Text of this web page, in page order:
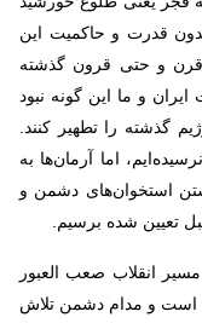
قدرت و حاکمیت این
قرن و حتی قرون گذشته
و ما این گونه نبود
گذشته را تطهیر کنند.
اما آرمان‌ها به
استخوان‌های دشمن و
تعیین شده برسیم.
انقلاب صعب العبور
و مدام دشمن تلاش